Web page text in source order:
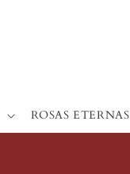
ROSAS ETERNAS